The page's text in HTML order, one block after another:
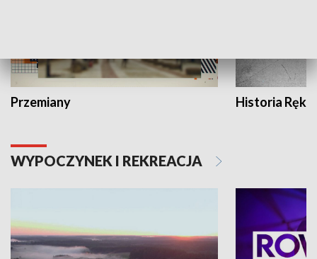
Przemiany Historia Ręką
WYPOCZYNEK I REKREACJA